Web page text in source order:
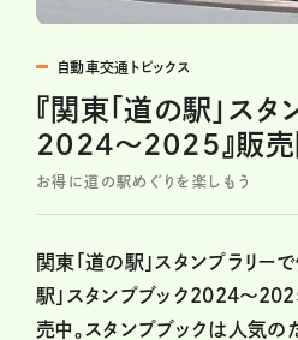
自動車交通トピックス
『関東「道の駅」スタ
2024〜2025』販
お得に道の駅めぐりを楽しもう
関東「道の駅」スタンプラリー
駅」スタンプブック2024〜
売中。スタンプブックは人気